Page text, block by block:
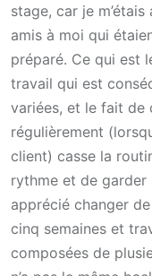
stage, car je
amis à moi qui
préparé. Ce qui est
travail qui est
variées, et le fait de
régulièrement
client) casse la
rythme et de garder
apprécié changer
cinq semaines et
composées de